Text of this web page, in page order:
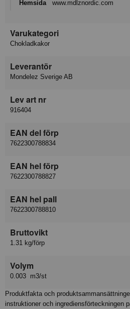
Hemsida
www.mdlznordic.com
Varukategori
Chokladkakor
Leverantör
Mondelez Sverige AB
Lev art nr
916404
EAN del förp
7622300788834
EAN hel förp
7622300788827
EAN hel pall
7622300788810
Bruttovikt
1.31 kg/förp
Volym
0.003 m3/st
Produktfakta och
instruktioner och ingrediensförteckningen